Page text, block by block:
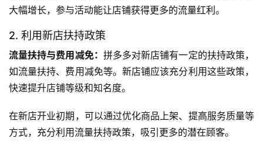
大幅增长，参与活动能让店铺获得更多的流量红利。
2. 利用新店扶持政策
流量扶持与费用减免： 拼多多对新店铺有一定的扶持政策，
如流量扶持、费用减免等。新店铺应该充分利用这些政策，
快速提升店铺等级和知名度。
在新店开业初期，可以通过优化商品上架、提高服务质量等
方式，充分利用流量扶持政策，吸引更多的潜在顾客。